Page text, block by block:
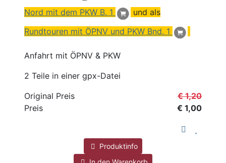
Nord mit dem PKW B. 1
und als
Rundtouren mit ÖPNV und PKW Bnd. 1
Anfahrt mit ÖPNV & PKW
2 Teile in einer gpx-Datei
Original Preis
€ 1,20
Preis
€ 1,00
Produktinfo